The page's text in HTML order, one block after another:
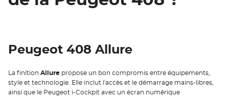
Peugeot 408 Allure
La finition Allure propose un bon compromis entre équipements,
style et technologie. Elle inclut l'accès et le démarrage mains-libres,
ainsi que le Peugeot i-Cockpit avec un écran numérique